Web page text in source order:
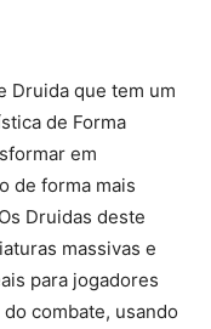
Druida que tem um
de Forma
em
de forma mais
Druidas deste
massivas e
para jogadores
combate, usando